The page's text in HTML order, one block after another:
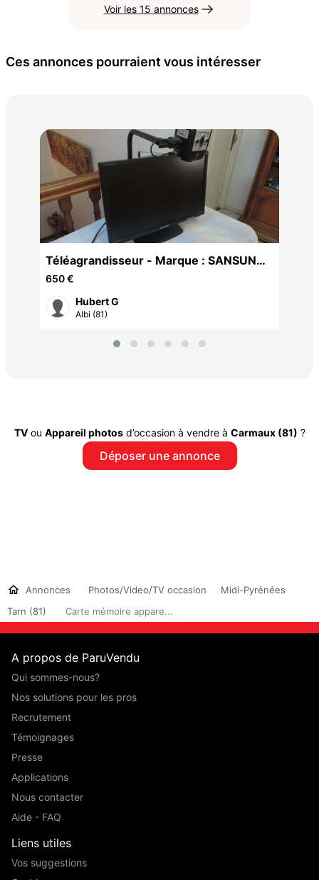
Voir les 15 annonces
Ces annonces pourraient vous intéresser
Téléagrandisseur - Marque : SANSUNG.
ACROBAT LCB.
650 €
Hubert G
Albi (81)
TVou Appareil photosd’occasion à vendre à Carmaux (81) ?
Déposer une annonce
Annonces Photos/Video/TV occasion
Midi-Pyrénées
Tarn (81)
Carte mémoire appare...
A propos de ParuVendu
Qui sommes-nous?
Nos solutions pour les pros
Recrutement
Témoignages
Presse
Applications
Nous contacter
Aide - FAQ
Liens utiles
Vos suggestions